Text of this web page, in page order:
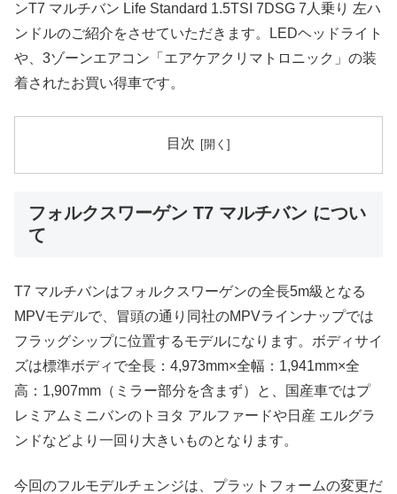
ンT7 マルチバン Life Standard 1.5TSI 7DSG 7人乗り 左ハ
ンドルのご紹介をさせていただきます。LEDヘッドライト
や、3ゾーンエアコン「エアケアクリマトロニック」の装
着されたお買い得車です。
目次
フォルクスワーゲン T7 マルチバン につい
て
T7 マルチバンはフォルクスワーゲンの全長5m級となる
MPVモデルで、冒頭の通り同社のMPVラインナップでは
フラッグシップに位置するモデルになります。ボディサイ
ズは標準ボディで全長：4,973mm×全幅：1,941mm×全
高：1,907mm（ミラー部分を含まず）と、国産車ではプ
レミアムミニバンのトヨタ アルファードや日産 エルグラ
ンドなどより一回り大きいものとなります。
今回のフルモデルチェンジは、プラットフォームの変更だ